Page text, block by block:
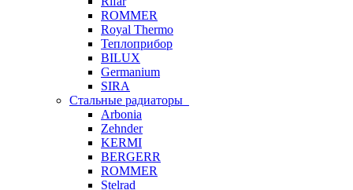
ROMMER
Royal Thermo
Теплоприбор
BILUX
Germanium
SIRA
Стальные радиаторы
Arbonia
Zehnder
KERMI
BERGERR
ROMMER
Stelrad